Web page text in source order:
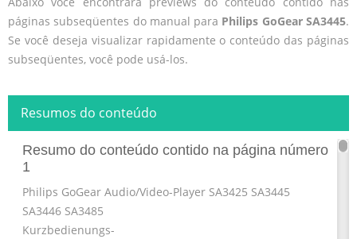
páginas subseqüentes do manual para Philips GoGear SA3445.
Se você deseja visualizar rapidamente o conteúdo das páginas
subseqüentes, você pode usá-los.
Resumos do conteúdo
Resumo do conteúdo contido na página número
1
Philips GoGear Audio/Video-Player SA3425 SA3445
SA3446 SA3485
Kurzbedienungs-